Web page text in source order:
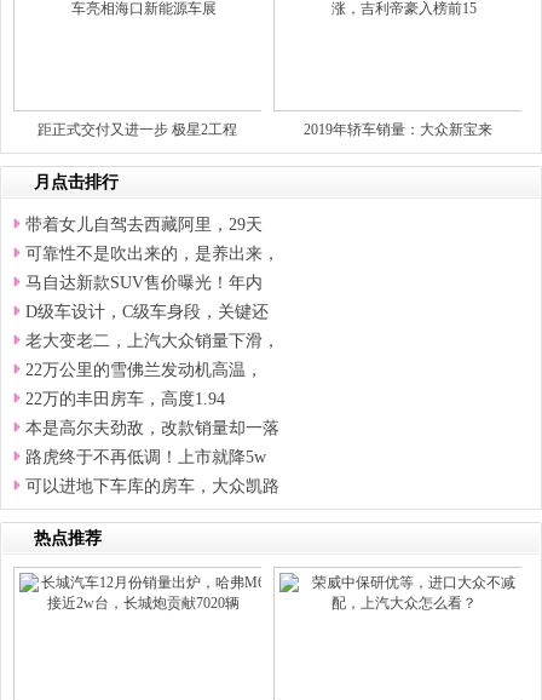
距正式交付又进一步 极星2工程 2019年轿车销量：大众新宝来
月点击排行
带着女儿自驾去西藏阿里，29天
可靠性不是吹出来的，是养出来，
马自达新款SUV售价曝光！年内
D级车设计，C级车身段，关键还
老大变老二，上汽大众销量下滑，
22万公里的雪佛兰发动机高温，
22万的丰田房车，高度1.94
本是高尔夫劲敌，改款销量却一落
路虎终于不再低调！上市就降5w
可以进地下车库的房车，大众凯路
热点推荐